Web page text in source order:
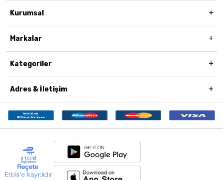
Kurumsal
Markalar
Kategoriler
Adres & İletişim